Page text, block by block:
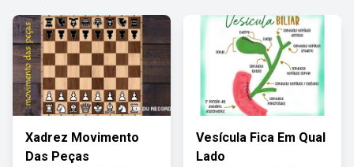
Xadrez Movimento
Das Peças
Vesícula Fica Em Qual
Lado